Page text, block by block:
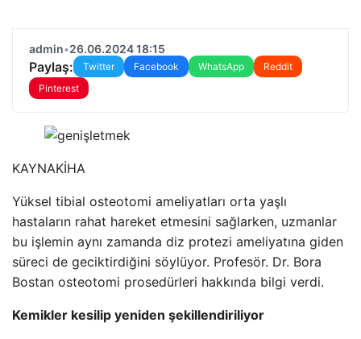
admin•26.06.2024 18:15
Paylaş: Twitter Facebook WhatsApp
Reddit
Pinterest
KAYNAKİHA
Yüksel tibial osteotomi ameliyatları orta yaşlı
hastaların rahat hareket etmesini sağlarken, uzmanlar
bu işlemin aynı zamanda diz protezi ameliyatına giden
süreci de geciktirdiğini söylüyor. Profesör. Dr. Bora
Bostan osteotomi prosedürleri hakkında bilgi verdi.
Kemikler kesilip yeniden şekillendiriliyor